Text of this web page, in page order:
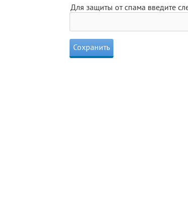
Для защиты от спама введите